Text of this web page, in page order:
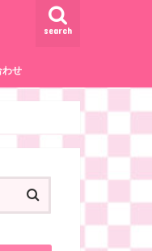
search
わせ